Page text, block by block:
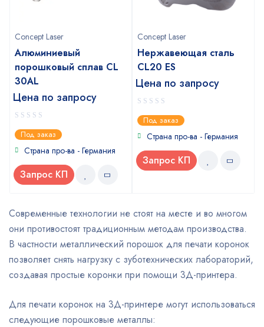
Concept Laser
Алюминиевый
порошковый сплав CL
30AL
Цена по запросу
0
out
of
Под заказ
Страна про-ва - Германия
Запрос КП
Concept Laser
Нержавеющая сталь
CL20 ES
Цена по запросу
0
out
of
Под заказ
Страна про-ва - Германия
Запрос КП
Современные технологии не стоят на месте и во многом
они противостоят традиционным методам производства.
В частности металлический порошок для печати коронок
позволяет снять нагрузку с зуботехнических лабораторий,
создавая простые коронки при помощи 3Д-принтера.
Для печати коронок на 3Д-принтере могут использоваться
следующие порошковые металлы: